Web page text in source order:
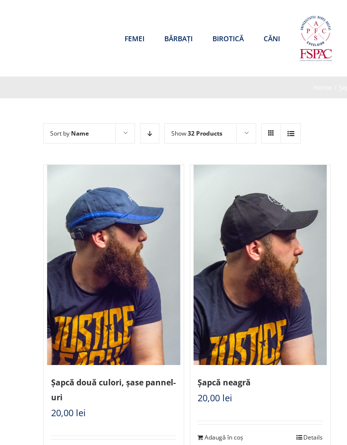
FEMEI BĂRBAȚI BIROTICĂ CĂNI
Sort by Name Show32 Products
Șapcă două culori, șase pannel-
uri
20,00 lei
Șapcă neagră
20,00 lei
Adaugă în coș Details